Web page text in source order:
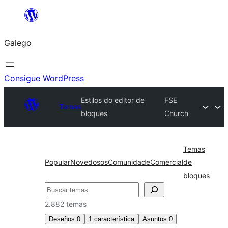
Saltar
contido
Galego
Consigue WordPress
Temas
Estilos do editor de
bloques
FSE
Church
PopularNovedososComunidadeComercial
Temas
de
bloques
Buscar
2.882 temas
Deseños 0 1 característica Asuntos 0